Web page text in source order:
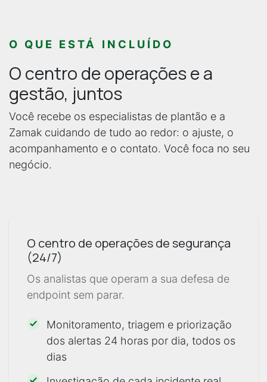
O QUE ESTÁ INCLUÍDO
O centro de operações e a
gestão, juntos
Você recebe os especialistas de plantão e a
Zamak cuidando de tudo ao redor: o ajuste, o
acompanhamento e o contato. Você foca no seu
negócio.
O centro de operações de segurança
(24/7)
Os analistas que operam a sua defesa de
endpoint sem parar.
Monitoramento, triagem e priorização
dos alertas 24 horas por dia, todos os
dias